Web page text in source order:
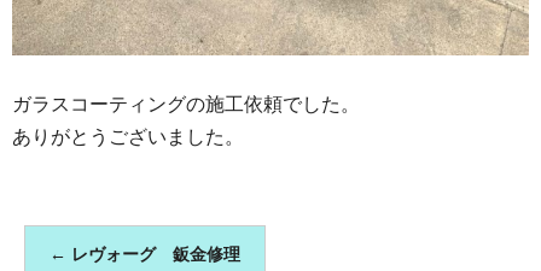
ガラスコーティングの施工依頼でした。
ありがとうございました。
← レヴォーグ 鈑金修理